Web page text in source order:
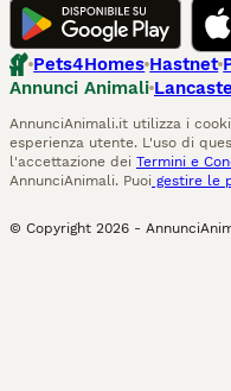
Pets4Homes Hastnet
Annunci Animali
AnnunciAnimali.it utilizza i
esperienza utente. L'uso di
l'accettazione dei Termini e
AnnunciAnimali. Puoi gestire le
© Copyright 2026 -